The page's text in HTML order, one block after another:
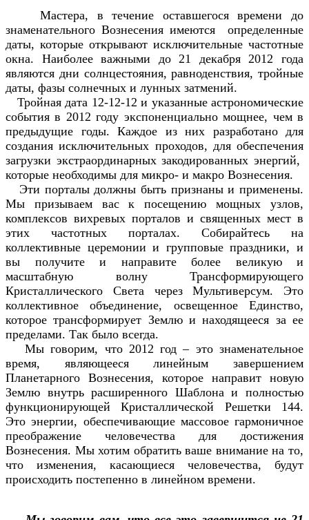
Мастера, в течение оставшегося времени до
знаменательного Вознесения имеются определенные
даты, которые открывают исключительные частотные
окна. Наиболее важными до 21 декабря 2012 года
являются дни солнцестояния, равноденствия, тройные
даты, фазы солнечных и лунных затмений.
Тройная дата 12-12-12 и указанные астрономические
события в 2012 году экспоненциально мощнее, чем в
предыдущие годы. Каждое из них разработано для
создания исключительных проходов, для обеспечения
загрузки экстраординарных закодированных энергий,
которые необходимы для микро- и макро Вознесения.
Эти порталы должны быть признаны и применены.
Мы призываем вас к посещению мощных узлов,
комплексов вихревых порталов и священных мест в
этих частотных порталах. Собирайтесь на
коллективные церемонии и групповые праздники, и
вы получите и направите более великую и
масштабную волну Трансформирующего
Кристаллического Света через Мультиверсум. Это
коллективное объединение, освещенное Единство,
которое трансформирует Землю и находящееся за ее
пределами. Так было всегда.
Мы говорим, что 2012 год – это знаменательное
время, являющееся линейным завершением
Планетарного Вознесения, которое направит новую
Землю внутрь расширенного Шаблона и полностью
функционирующей Кристаллической Решетки 144.
Это энергии, обеспечивающие массовое гармоничное
преображение человечества для достижения
Вознесения. Мы хотим обратить ваше внимание на то,
что изменения, касающиеся человечества, будут
происходить постепенно в линейном времени.